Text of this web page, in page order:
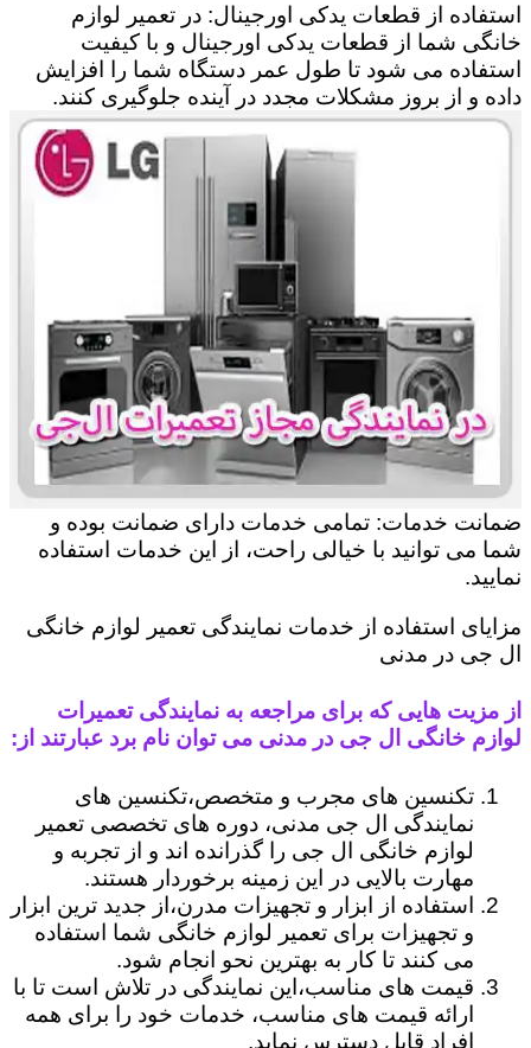
استفاده از قطعات یدکی اورجینال: در تعمیر لوازم
خانگی شما از قطعات یدکی اورجینال و با کیفیت
استفاده می شود تا طول عمر دستگاه شما را افزایش
داده و از بروز مشکلات مجدد در آینده جلوگیری کنند.
ضمانت خدمات: تمامی خدمات دارای ضمانت بوده و
شما می توانید با خیالی راحت، از این خدمات استفاده
نمایید.
مزایای استفاده از خدمات نمایندگی تعمیر لوازم خانگی
ال جی در مدنی
از مزیت هایی که برای مراجعه به نمایندگی تعمیرات
لوازم خانگی ال جی در مدنی می توان نام برد عبارتند از:
تکنسین های مجرب و متخصص،تکنسین های
نمایندگی ال جی مدنی، دوره های تخصصی تعمیر
لوازم خانگی ال جی را گذرانده اند و از تجربه و
مهارت بالایی در این زمینه برخوردار هستند.
استفاده از ابزار و تجهیزات مدرن،از جدید ترین ابزار
و تجهیزات برای تعمیر لوازم خانگی شما استفاده
می کنند تا کار به بهترین نحو انجام شود.
قیمت های مناسب،این نمایندگی در تلاش است تا با
ارائه قیمت های مناسب، خدمات خود را برای همه
افراد قابل دسترس نماید.